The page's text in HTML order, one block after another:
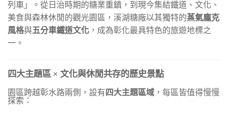
列車」。從日治時期的糖業重鎮，到現今集結鐵道、文化、
美食與森林休閒的觀光園區，溪湖糖廠以其獨特的蒸氣龐克
風格與五分車鐵道文化 ，成為彰化最具特色的旅遊地標之
一。
四大主題區 × 文化與休閒共存的歷史景點
園區跨越彰水路兩側，設有 四大主題區域 ，每區皆值得慢慢
探索：